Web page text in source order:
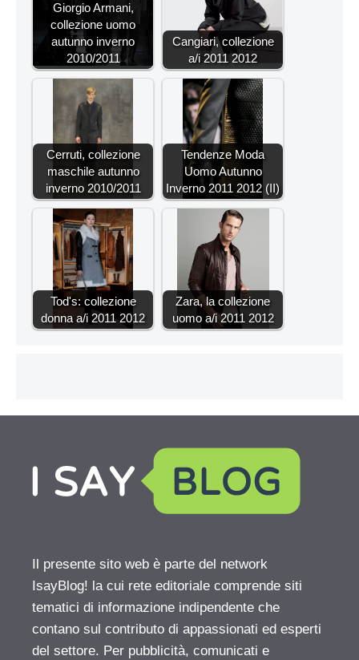
Giorgio Armani,
collezione uomo
autunno inverno
2010/2011
Cangiari, collezione
a/i 2011 2012
Cerruti, collezione
maschile autunno
inverno 2010/2011
Tendenze Moda
Uomo Autunno
Inverno 2011 2012 (II)
Tod's: collezione
donna a/i 2011 2012
Zara, la collezione
uomo a/i 2011 2012
Il presente sito web è parte del network
IsayBlog! la cui rete editoriale comprende siti
tematici di informazione indipendente che
contano sul contributo di appassionati ed esperti
del settore. Per pubblicità, comunicati e